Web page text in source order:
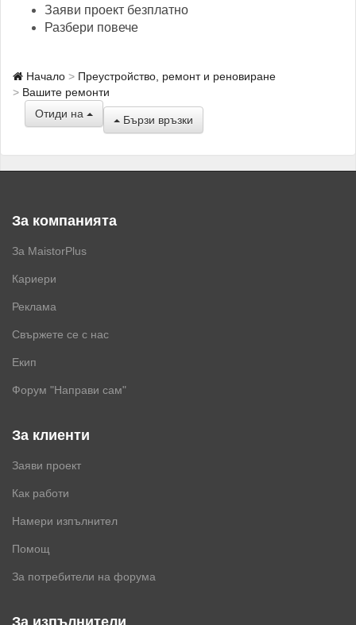
Заяви проект безплатно
Разбери повече
Начало
Преустройство, ремонт и реновиране
Вашите ремонти
Отиди на
Бързи връзки
За компанията
За MaistorPlus
Кариери
Реклама
Свържете се с нас
Екип
Форум "Направи сам"
За клиенти
Заяви проект
Как работи
Намери изпълнител
Помощ
За потребители на форума
За изпълнители